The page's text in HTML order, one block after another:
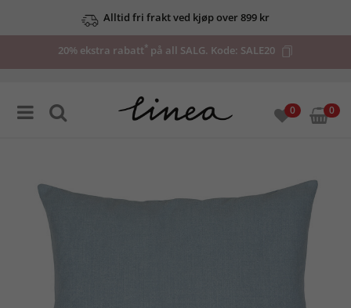
Alltid fri frakt ved kjøp over 899 kr
20% ekstra rabatt* på all SALG. Kode: SALE20
0 0